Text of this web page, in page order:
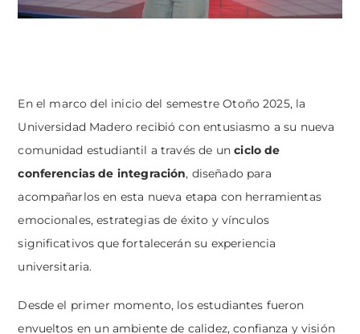
En el marco del inicio del semestre Otoño 2025, la
Universidad Madero recibió con entusiasmo a su nueva
comunidad estudiantil a través de unciclo de
conferencias de integración, diseñado para
acompañarlos en esta nueva etapa con herramientas
emocionales, estrategias de éxito y vínculos
significativos que fortalecerán su experiencia
universitaria.
Desde el primer momento, los estudiantes fueron
envueltos en un ambiente de calidez, confianza y visión